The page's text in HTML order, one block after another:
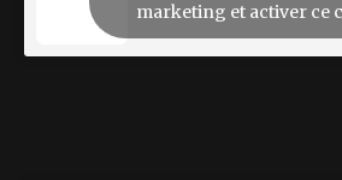
marketing et activer ce